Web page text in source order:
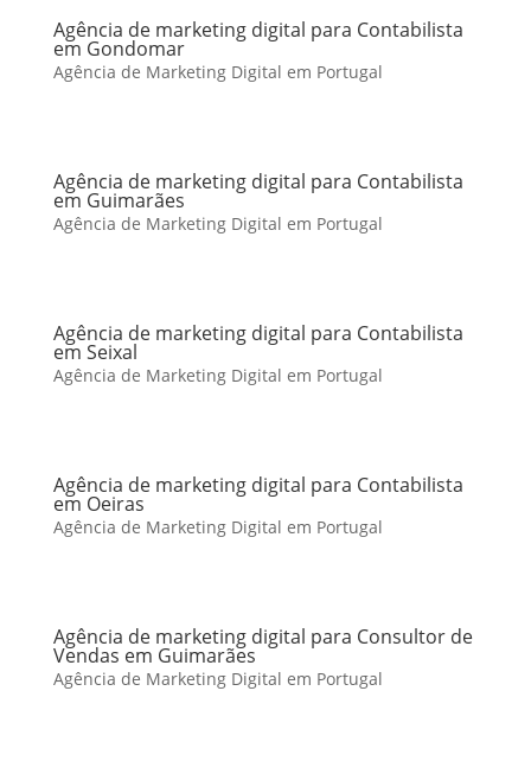
Agência de marketing digital para Contabilista
em Gondomar
Agência de Marketing Digital em Portugal
Agência de marketing digital para Contabilista
em Guimarães
Agência de Marketing Digital em Portugal
Agência de marketing digital para Contabilista
em Seixal
Agência de Marketing Digital em Portugal
Agência de marketing digital para Contabilista
em Oeiras
Agência de Marketing Digital em Portugal
Agência de marketing digital para Consultor de
Vendas em Guimarães
Agência de Marketing Digital em Portugal